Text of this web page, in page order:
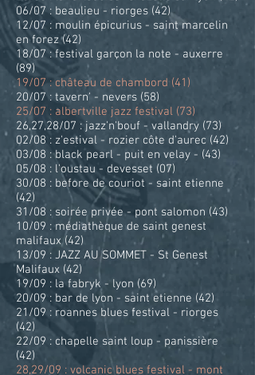
06/07 : beaulieu - riorges (42)
12/07 : moulin épicurius - saint marcelin
en forez (42)
18/07 : festival garçon la note - auxerre
(89)
19/07 : château de chambord (41)
20/07 : tavern' - nevers (58)
25/07 : albertville jazz festival (73)
26,27,28/07 : jazz'n'bouf - vallandry (73)
02/08 : z'estival - rozier côte d'aurec (42)
03/08 : black pearl - puit en velay - (43)
05/08 : l'oustau - devesset (07)
30/08 : before de couriot - saint etienne
(42)
31/08 : soirée privée - pont salomon (43)
10/09 : médiathèque de saint genest
malifaux (42)
13/09 : JAZZ AU SOMMET - St Genest
Malifaux (42)
19/09 : la fabryk - lyon (69)
20/09 : bar de lyon - saint etienne (42)
21/09 : roannes blues festival - riorges
(42)
22/09 : chapelle saint loup - panissière
(42)
28,29/09 : volcanic blues festival - mont